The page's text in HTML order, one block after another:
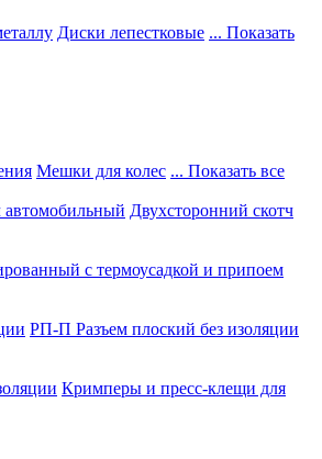
Диски лепестковые ... Показать
Мешки для колес ... Показать все
автомобильный Двухсторонний скотч
с термоусадкой и припоем
РП-П Разъем плоский без изоляции
Кримперы и пресс-клещи для